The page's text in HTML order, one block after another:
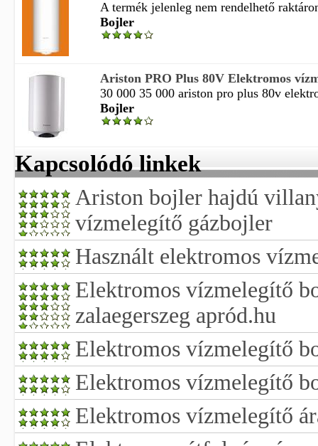
A termék jelenleg nem rendelhető
Bojler
Ariston PRO Plus 80V Elektromos
30 000 35 000 ariston pro plus 80v
Bojler
Kapcsolódó linkek
Ariston bojler hajdú
vízmelegítő gázbojler
Használt elektromos
Elektromos vízmelegítő
zalaegerszeg apród.hu
Elektromos vízmelegítő
Elektromos vízmelegítő
Elektromos vízmelegítő